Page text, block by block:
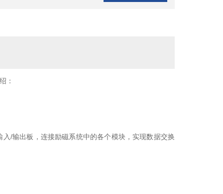
：
/输出板，连接励磁系统中的各个模块，实现数据交换